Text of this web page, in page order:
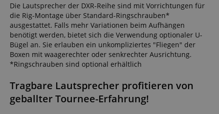
Die Lautsprecher der DXR-Reihe sind mit Vorrichtungen für
die Rig-Montage über Standard-Ringschrauben*
ausgestattet. Falls mehr Variationen beim Aufhängen
benötigt werden, bietet sich die Verwendung optionaler U-
Bügel an. Sie erlauben ein unkompliziertes "Fliegen" der
Boxen mit waagerechter oder senkrechter Ausrichtung.
*Ringschrauben sind optional erhältlich
Tragbare Lautsprecher profitieren von
geballter Tournee-Erfahrung!